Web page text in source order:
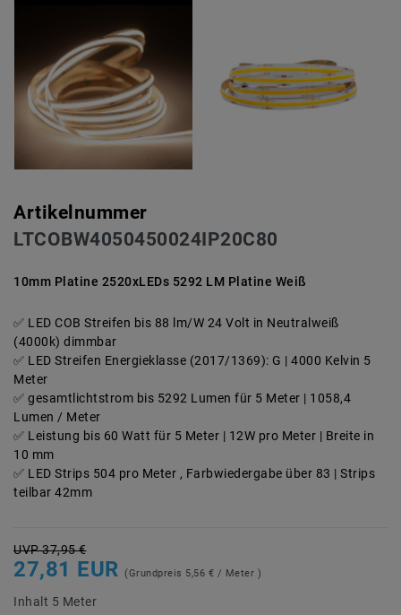
Artikelnummer
LTCOBW4050450024IP20C80
10mm Platine 2520xLEDs 5292 LM Platine Weiß
LED COB Streifen bis 88 lm/W 24 Volt in Neutralweiß
(4000k) dimmbar
LED Streifen Energieklasse (2017/1369): G | 4000 Kelvin 5
Meter
gesamtlichtstrom bis 5292 Lumen für 5 Meter | 1058,4
Lumen / Meter
Leistung bis 60 Watt für 5 Meter | 12W pro Meter | Breite in
10 mm
LED Strips 504 pro Meter , Farbwiedergabe über 83 | Strips
teilbar 42mm
UVP 37,95 €
27,81 EUR (Grundpreis 5,56 € / Meter )
Inhalt 5 Meter